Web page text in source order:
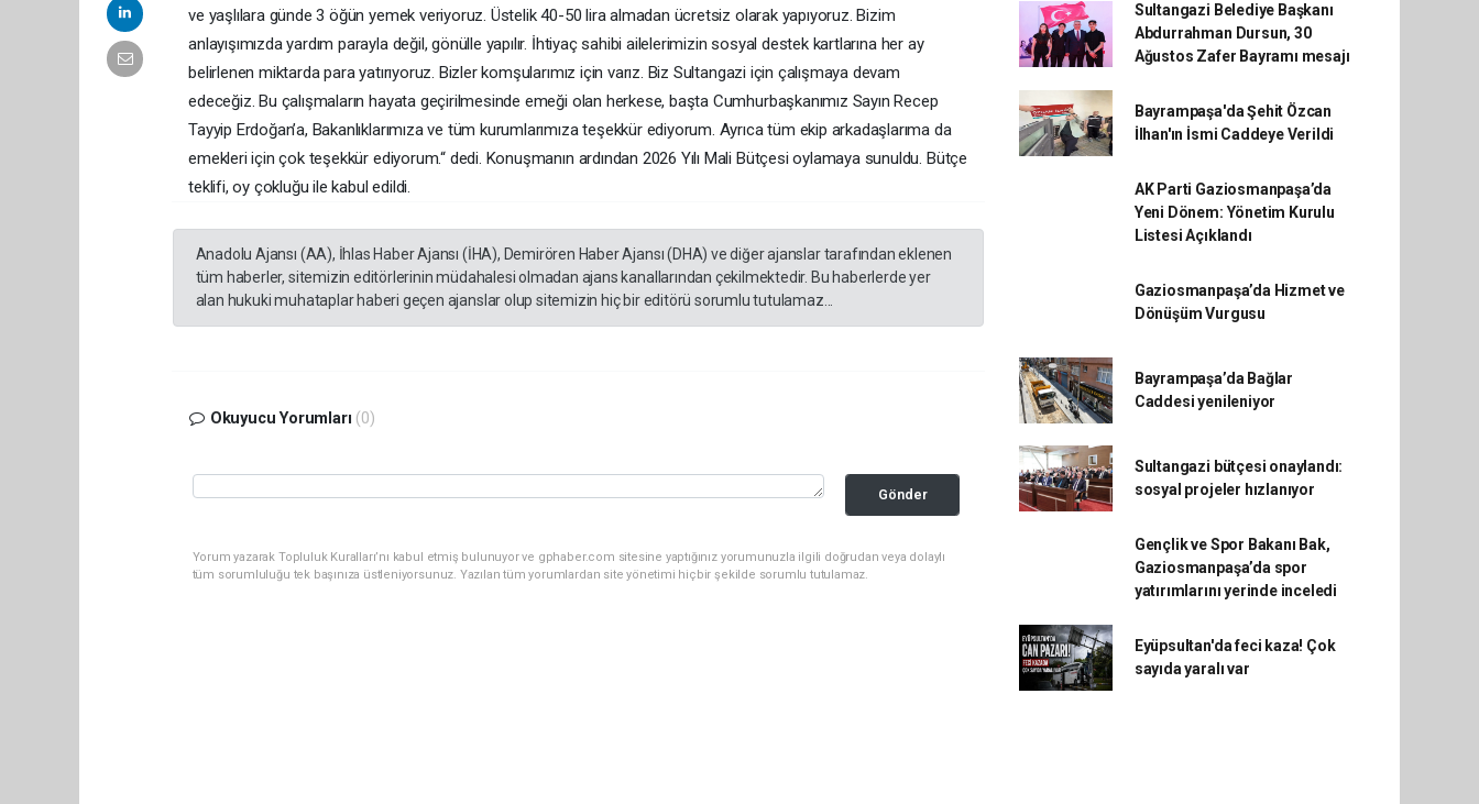
ve yaşlılara günde 3 öğün yemek veriyoruz. Üstelik 40-50 lira almadan ücretsiz olarak yapıyoruz. Bizim
anlayışımızda yardım parayla değil, gönülle yapılır. İhtiyaç sahibi ailelerimizin sosyal destek kartlarına her ay
belirlenen miktarda para yatırıyoruz. Bizler komşularımız için varız. Biz Sultangazi için çalışmaya devam
edeceğiz. Bu çalışmaların hayata geçirilmesinde emeği olan herkese, başta Cumhurbaşkanımız Sayın Recep
Tayyip Erdoğan’a, Bakanlıklarımıza ve tüm kurumlarımıza teşekkür ediyorum. Ayrıca tüm ekip arkadaşlarıma da
emekleri için çok teşekkür ediyorum.“ dedi. Konuşmanın ardından 2026 Yılı Mali Bütçesi oylamaya sunuldu. Bütçe
teklifi, oy çokluğu ile kabul edildi.
Anadolu Ajansı (AA), İhlas Haber Ajansı (İHA), Demirören Haber Ajansı (DHA) ve diğer ajanslar tarafından eklenen
tüm haberler, sitemizin editörlerinin müdahalesi olmadan ajans kanallarından çekilmektedir. Bu haberlerde yer
alan hukuki muhataplar haberi geçen ajanslar olup sitemizin hiç bir editörü sorumlu tutulamaz...
Okuyucu Yorumları (0)
Gönder
Yorum yazarak Topluluk Kuralları’nı kabul etmiş bulunuyor ve gphaber.com sitesine yaptığınız yorumunuzla ilgili doğrudan veya dolaylı
tüm sorumluluğu tek başınıza üstleniyorsunuz. Yazılan tüm yorumlardan site yönetimi hiçbir şekilde sorumlu tutulamaz.
Sultangazi Belediye Başkanı
Abdurrahman Dursun, 30
Ağustos Zafer Bayramı mesajı
Bayrampaşa'da Şehit Özcan
İlhan'ın İsmi Caddeye Verildi
AK Parti Gaziosmanpaşa’da
Yeni Dönem: Yönetim Kurulu
Listesi Açıklandı
Gaziosmanpaşa’da Hizmet ve
Dönüşüm Vurgusu
Bayrampaşa’da Bağlar
Caddesi yenileniyor
Sultangazi bütçesi onaylandı:
sosyal projeler hızlanıyor
Gençlik ve Spor Bakanı Bak,
Gaziosmanpaşa’da spor
yatırımlarını yerinde inceledi
Eyüpsultan'da feci kaza! Çok
sayıda yaralı var